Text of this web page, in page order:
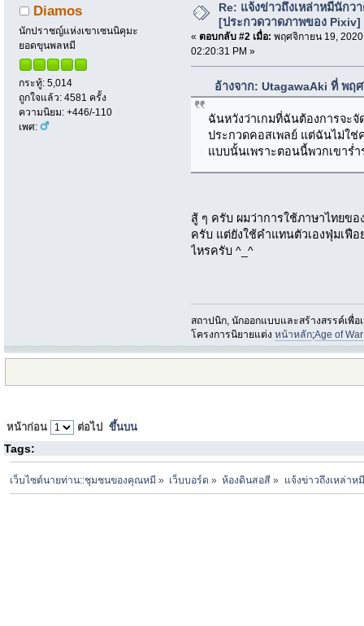
Diamos
นักปราชญ์แห่งเขาเซนนิคุมะ
ยอดขุนพลหมี
กระทู้: 5,014
ถูกใจแล้ว: 4581 ครั้ง
ความนิยม: +446/-110
เพศ:
Re: แจ้งข่าวถึงเหล่าหมีนักว
[ประกวดวาดภาพของ Pixiv]
« ตอบกลับ #2 เมื่อ: พฤศจิกายน 19,
02:20:31 PM »
อ้างจาก: UtagawaAki ที่ พฤ
ฉันหวังว่าเกมที่ฉันต้องการจะ
ประกวดคอสเพลย์ แต่ฉันไม่ใช่
แบบนั้นเพราะตอนนี้พวกเขาร่ำ
สู้ ๆ ครับ ผมว่าการใช้ภาษาไทยขอ
ครับ แต่ยังใช้คำแทนตัวเองฟุ่มเฟือ
ไหรครับ ^_^
สถาปนิก, นักออกแบบและสร้างสรรค์เพื่อ
โครงการนิยายแต่งหน้าหลัก;Age of War
หน้าก่อน ต่อไป ขึ้นบน
Tags:
เว็บไซต์นายท่าน::ชุมชนของคุณหมี » เว็บบอร์ด » ห้องดินสอสี » แจ้งข่าวถึงเหล่าห